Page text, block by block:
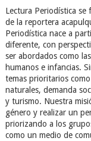
Lectura Periodística
de la reportera
Periodística nace a
diferente, con
ser abordados como
humanos e infancias.
temas prioritarios
naturales, demanda
y turismo. Nuestra
género y realizar un
priorizando a los
como un medio de